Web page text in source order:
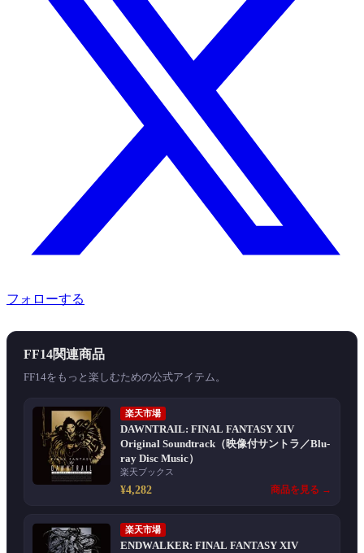
フォローする
FF14関連商品
FF14をもっと楽しむための公式アイテム。
楽天市場
DAWNTRAIL: FINAL FANTASY XIV
Original Soundtrack（映像付サントラ／Blu-
ray Disc Music）
楽天ブックス
¥4,282 商品を見る →
楽天市場
ENDWALKER: FINAL FANTASY XIV